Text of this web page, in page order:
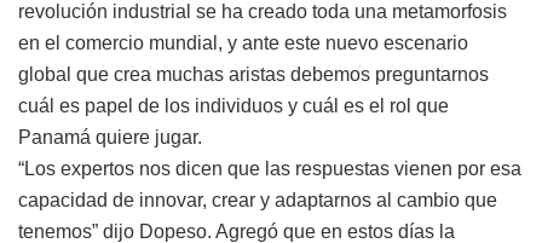
revolución industrial se ha creado toda una metamorfosis
en el comercio mundial, y ante este nuevo escenario
global que crea muchas aristas debemos preguntarnos
cuál es papel de los individuos y cuál es el rol que
Panamá quiere jugar.
“Los expertos nos dicen que las respuestas vienen por esa
capacidad de innovar, crear y adaptarnos al cambio que
tenemos” dijo Dopeso. Agregó que en estos días la